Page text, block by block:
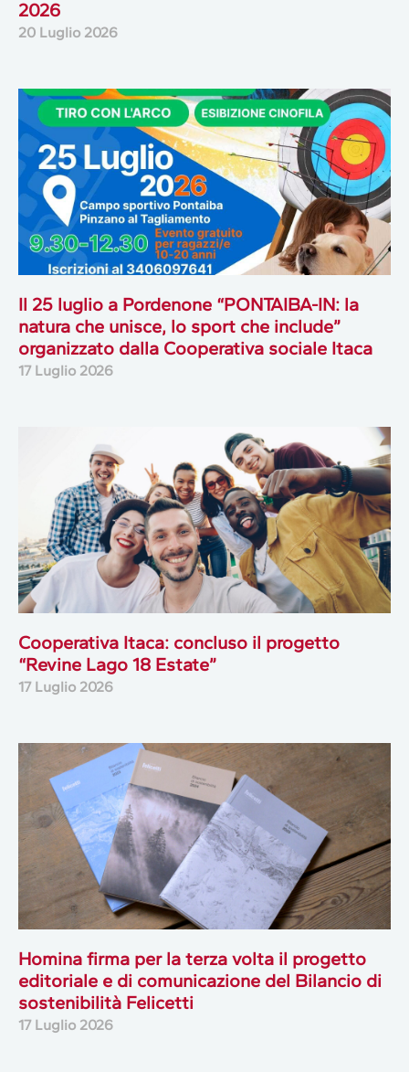
2026
20 Luglio 2026
Il 25 luglio a Pordenone “PONTAIBA-IN: la
natura che unisce, lo sport che include”
organizzato dalla Cooperativa sociale Itaca
17 Luglio 2026
Cooperativa Itaca: concluso il progetto
“Revine Lago 18 Estate”
17 Luglio 2026
Homina firma per la terza volta il progetto
editoriale e di comunicazione del Bilancio di
sostenibilità Felicetti
17 Luglio 2026